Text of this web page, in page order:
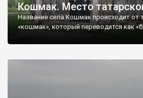
Кошмак. Место
Название села Кошмак происходит от
«кошмак», который переводится как